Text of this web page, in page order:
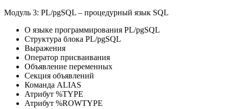
Модуль 3: PL/pgSQL – процедурный язык SQL
О языке программирования PL/pgSQL
Структура блока PL/pgSQL
Выражения
Оператор присваивания
Объявление переменных
Секция объявлений
Команда ALIAS
Атрибут %TYPE
Атрибут %ROWTYPE